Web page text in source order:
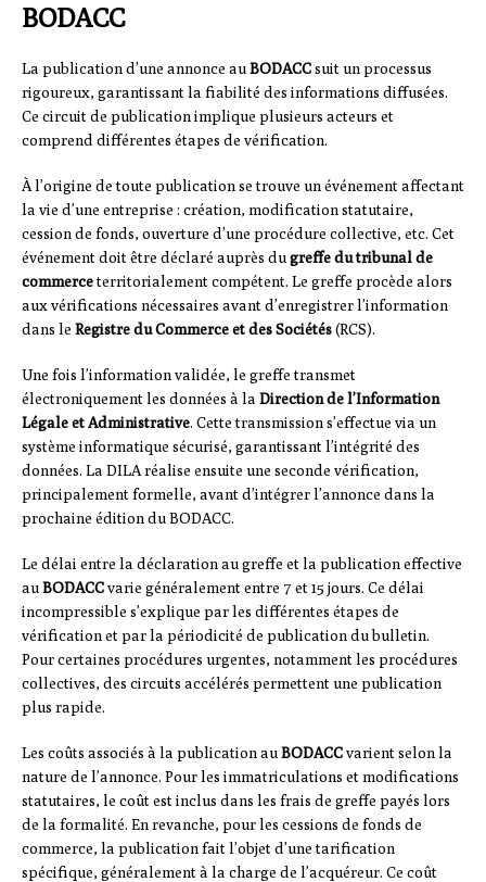
BODACC
La publication d’une annonce auBODACCsuit un processus
rigoureux, garantissant la fiabilité des informations diffusées.
Ce circuit de publication implique plusieurs acteurs et
comprend différentes étapes de vérification.
À l’origine de toute publication se trouve un événement affectant
la vie d’une entreprise : création, modification statutaire,
cession de fonds, ouverture d’une procédure collective, etc. Cet
événement doit être déclaré auprès dugreffe du tribunal de
commerceterritorialement compétent. Le greffe procède alors
aux vérifications nécessaires avant d’enregistrer l’information
dans le Registre du Commerce et des Sociétés(RCS).
Une fois l’information validée, le greffe transmet
électroniquement les données à la Direction de l’Information
Légale et Administrative. Cette transmission s’effectue via un
système informatique sécurisé, garantissant l’intégrité des
données. La DILA réalise ensuite une seconde vérification,
principalement formelle, avant d’intégrer l’annonce dans la
prochaine édition du BODACC.
Le délai entre la déclaration au greffe et la publication effective
auBODACCvarie généralement entre 7 et 15 jours. Ce délai
incompressible s’explique par les différentes étapes de
vérification et par la périodicité de publication du bulletin.
Pour certaines procédures urgentes, notamment les procédures
collectives, des circuits accélérés permettent une publication
plus rapide.
Les coûts associés à la publication auBODACCvarient selon la
nature de l’annonce. Pour les immatriculations et modifications
statutaires, le coût est inclus dans les frais de greffe payés lors
de la formalité. En revanche, pour les cessions de fonds de
commerce, la publication fait l’objet d’une tarification
spécifique, généralement à la charge de l’acquéreur. Ce coût